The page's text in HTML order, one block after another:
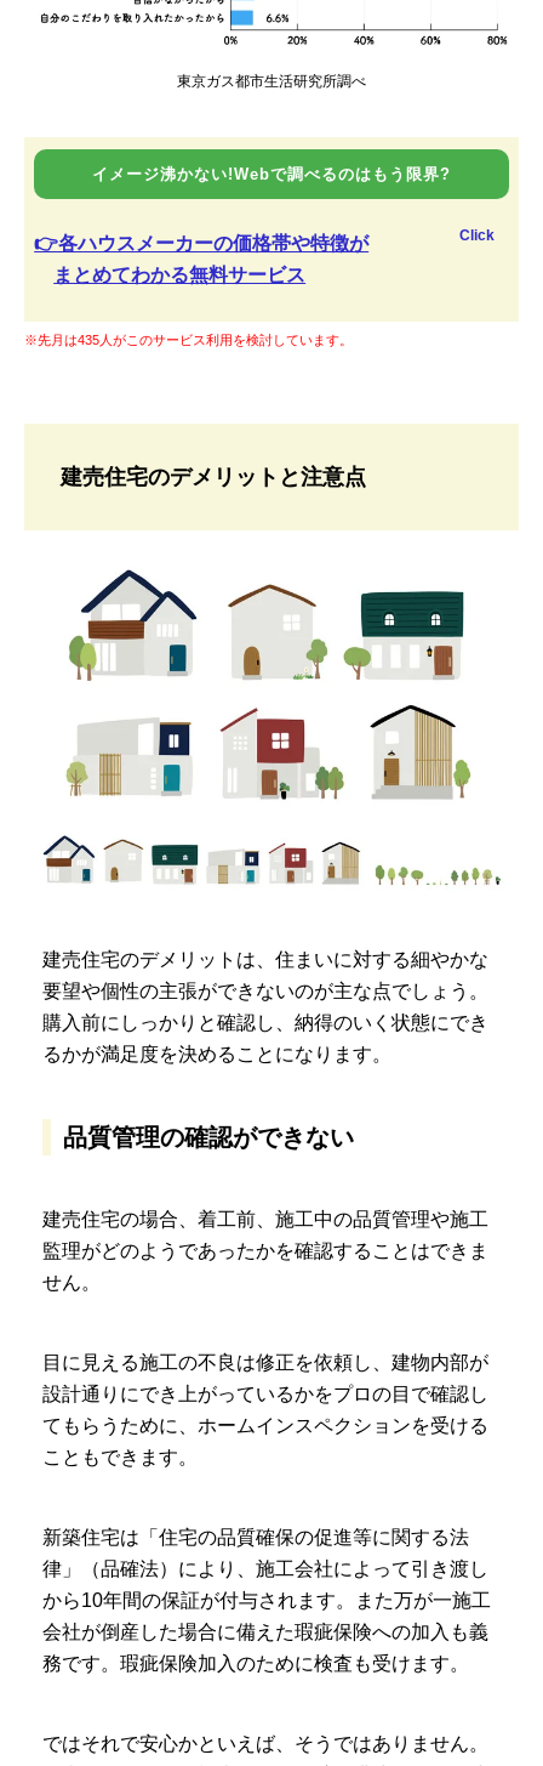
東京ガス都市生活研究所調べ
イメージ沸かない!Webで調べるのはもう限界?
👉各ハウスメーカーの価格帯や特徴が
まとめてわかる無料サービス
Click
※先月は435人がこのサービス利用を検討しています。
建売住宅のデメリットと注意点
建売住宅のデメリットは、住まいに対する細やかな
要望や個性の主張ができないのが主な点でしょう。
購入前にしっかりと確認し、納得のいく状態にでき
るかが満足度を決めることになります。
品質管理の確認ができない
建売住宅の場合、着工前、施工中の品質管理や施工
監理がどのようであったかを確認することはできま
せん。
目に見える施工の不良は修正を依頼し、建物内部が
設計通りにでき上がっているかをプロの目で確認し
てもらうために、ホームインスペクションを受ける
こともできます。
新築住宅は「住宅の品質確保の促進等に関する法
律」（品確法）により、施工会社によって引き渡し
から10年間の保証が付与されます。また万が一施工
会社が倒産した場合に備えた瑕疵保険への加入も義
務です。瑕疵保険加入のために検査も受けます。
ではそれで安心かといえば、そうではありません。